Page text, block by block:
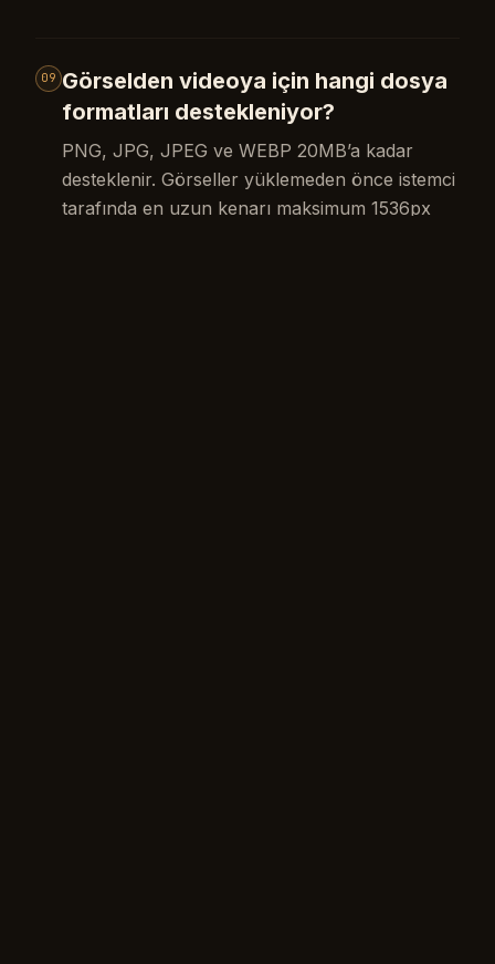
09 Görselden videoya için hangi dosya
formatları destekleniyor?
PNG, JPG, JPEG ve WEBP 20MB’a kadar
desteklenir. Görseller yüklemeden önce istemci
tarafında en uzun kenarı maksimum 1536px